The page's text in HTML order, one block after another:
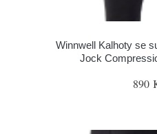
Winnwell Kalhoty se
Jock
890